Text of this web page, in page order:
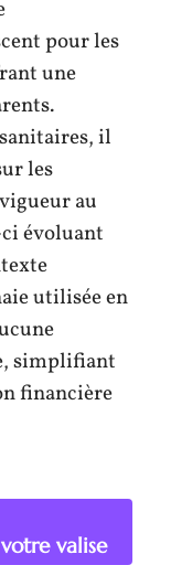
pour les
une
il
les
au
évoluant
utilisée en
simplifiant
financière
valise